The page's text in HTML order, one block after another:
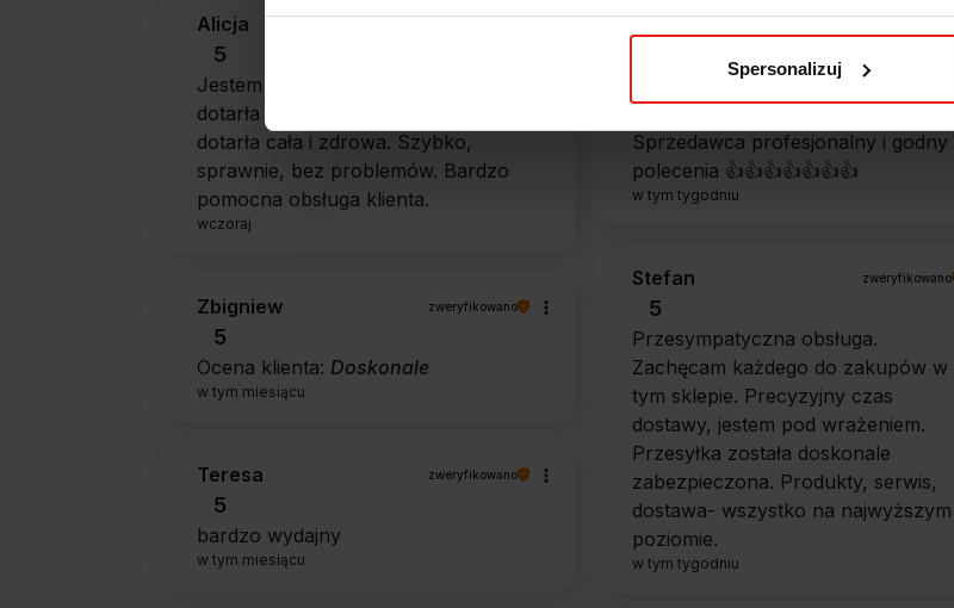
Spersonalizuj
Alicja
5
Jestem zaskoczona, że ta paczka
dotarła do mnie tak szybko. Paczka
dotarła cała i zdrowa. Szybko,
sprawnie, bez problemów. Bardzo
pomocna obsługa klienta.
wczoraj
Magdalena
Ekspresowa realizacja zamówienia.
Sprzedawca profesjonalny i godny
polecenia 👍️👍️👍️👍️👍️👍️👍️
w tym tygodniu
Stefan zweryfikowano
5
Przesympatyczna obsługa.
Zachęcam każdego do zakupów w
tym sklepie. Precyzyjny czas
dostawy, jestem pod wrażeniem.
Przesyłka została doskonale
zabezpieczona. Produkty, serwis,
dostawa- wszystko na najwyższym
poziomie.
w tym tygodniu
Zbigniew zweryfikowano
5
Ocena klienta: Doskonale
w tym miesiącu
Teresa zweryfikowano
5
bardzo wydajny
w tym miesiącu